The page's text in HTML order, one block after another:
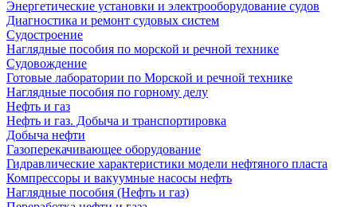
Энергетические установки и электрооборудование судов
Диагностика и ремонт судовых систем
Судостроение
Наглядные пособия по морской и речной технике
Судовождение
Готовые лаборатории по Морской и речной технике
Наглядные пособия по горному делу
Нефть и газ
Нефть и газ. Добыча и транспортировка
Добыча нефти
Газоперекачивающее оборудование
Гидравлические характеристики модели нефтяного пласта
Компрессоры и вакуумные насосы нефть
Наглядные пособия (Нефть и газ)